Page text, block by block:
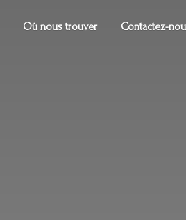
Où nous trouver Contactez-